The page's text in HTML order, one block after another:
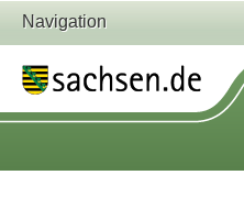
Navigation